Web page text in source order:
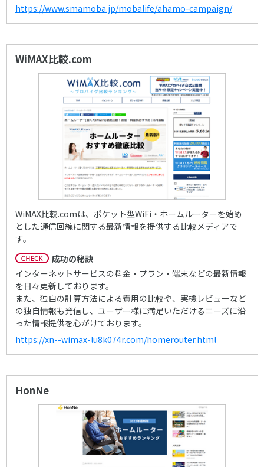
https://www.smamoba.jp/mobalife/ahamo-campaign/
WiMAX比較.com
WiMAX比較.comは、ポケット型WiFi・ホームルーターを始め
とした通信回線に関する最新情報を提供する比較メディアで
す。
成功の秘訣
インターネットサービスの料金・プラン・端末などの最新情報
を日々更新しております。
また、独自の計算方法による費用の比較や、実機レビューなど
の独自情報も発信し、ユーザー様に満足いただけるニーズに沿
った情報提供を心がけております。
https://xn--wimax-lu8k074r.com/homerouter.html
HonNe